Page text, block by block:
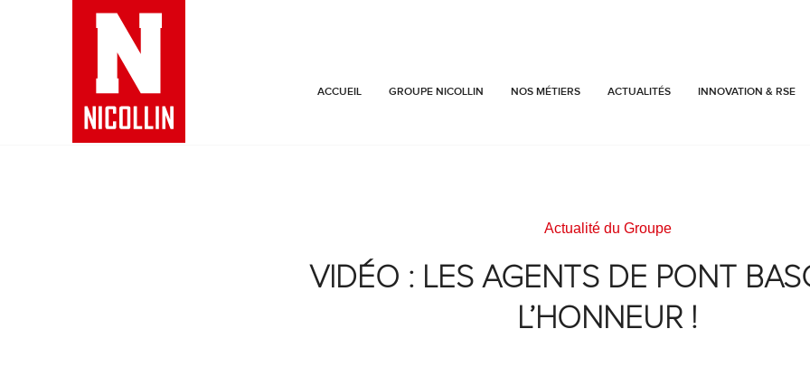
ACCUEIL GROUPE NICOLLIN NOS MÉTIERS ACTUALITÉS INNOVATION & RSE
Actualité du Groupe
VIDÉO : LES AGENTS DE PONT
L’HONNEUR !